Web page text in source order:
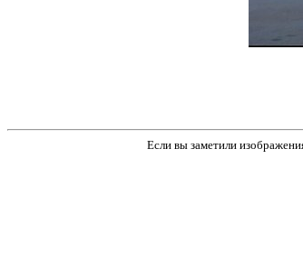
Если вы заметили